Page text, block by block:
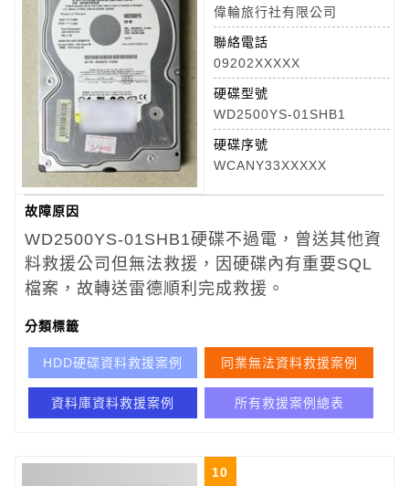
偉輪旅行社有限公司
聯絡電話
09202XXXXX
硬碟型號
WD2500YS-01SHB1
硬碟序號
WCANY33XXXXX
故障原因
WD2500YS-01SHB1硬碟不過電，曾送其他資
料救援公司但無法救援，因硬碟內有重要SQL
檔案，故轉送雷德順利完成救援。
分類標籤
HDD硬碟資料救援案例 同業無法資料救援案例
資料庫資料救援案例 所有救援案例總表
10